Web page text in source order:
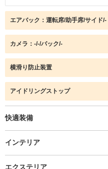
エアバック：運転席/助手席/サイド/-
カメラ：-/-/バック/-
横滑り防止装置
アイドリングストップ
快適装備
インテリア
エクステリア